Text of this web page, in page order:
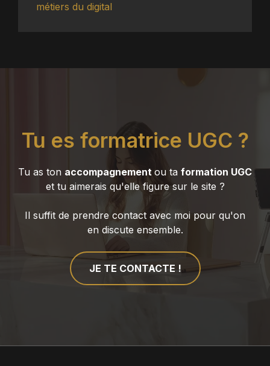
métiers du digital
Tu es formatrice UGC ?
Tu as ton accompagnement ou ta formation UGC
et tu aimerais qu'elle figure sur le site ?
Il suffit de prendre contact avec moi pour qu'on
en discute ensemble.
JE TE CONTACTE !